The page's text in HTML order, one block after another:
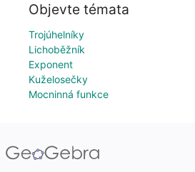
Objevte témata
Trojúhelníky
Lichoběžník
Exponent
Kuželosečky
Mocninná funkce